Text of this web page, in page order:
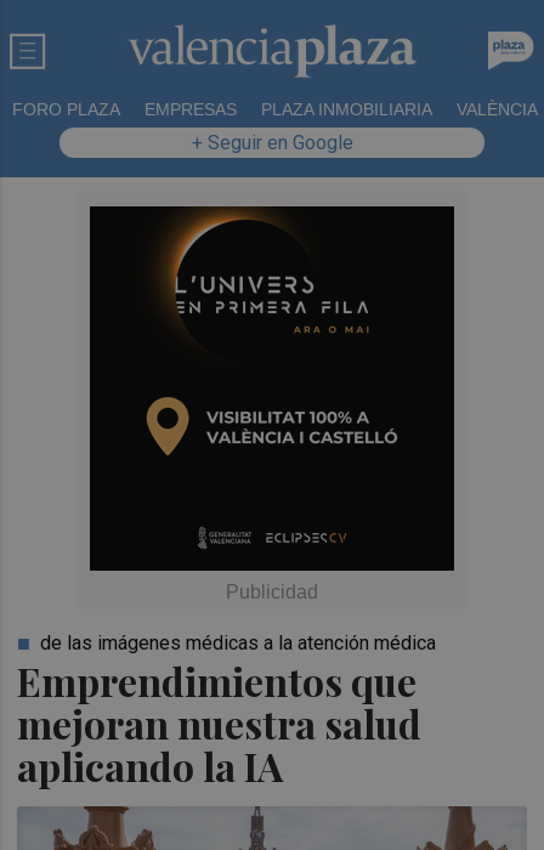
FORO PLAZA EMPRESAS PLAZA INMOBILIARIA VALÈNCIA
+ Seguir en Google
Emprendimientos que
mejoran nuestra salud
aplicando la IA
de las imágenes médicas a la atención médica